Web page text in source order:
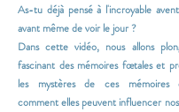
As-tu déjà pensé à l'incroyable
avant même de voir le jour ?
Dans cette vidéo, nous allons
fascinant des mémoires fœtales et
les mystères de ces mémoires
comment elles peuvent influencer